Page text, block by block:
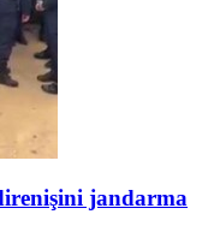
jandarma